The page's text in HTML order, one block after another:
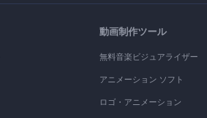
動画制作ツール
無料音楽ビジュアライザー
アニメーション ソフト
ロゴ・アニメーション